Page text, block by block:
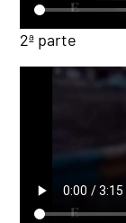
2ª parte